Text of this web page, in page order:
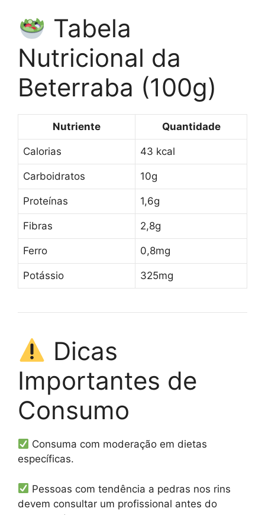
Tabela
Nutricional da
Beterraba (100g)
Nutriente Quantidade
Calorias 43 kcal
Carboidratos 10g
Proteínas 1,6g
Fibras 2,8g
Ferro 0,8mg
Potássio 325mg
Dicas
Importantes de
Consumo
Consuma com moderação em dietas
específicas.
Pessoas com tendência a pedras nos rins
devem consultar um profissional antes do